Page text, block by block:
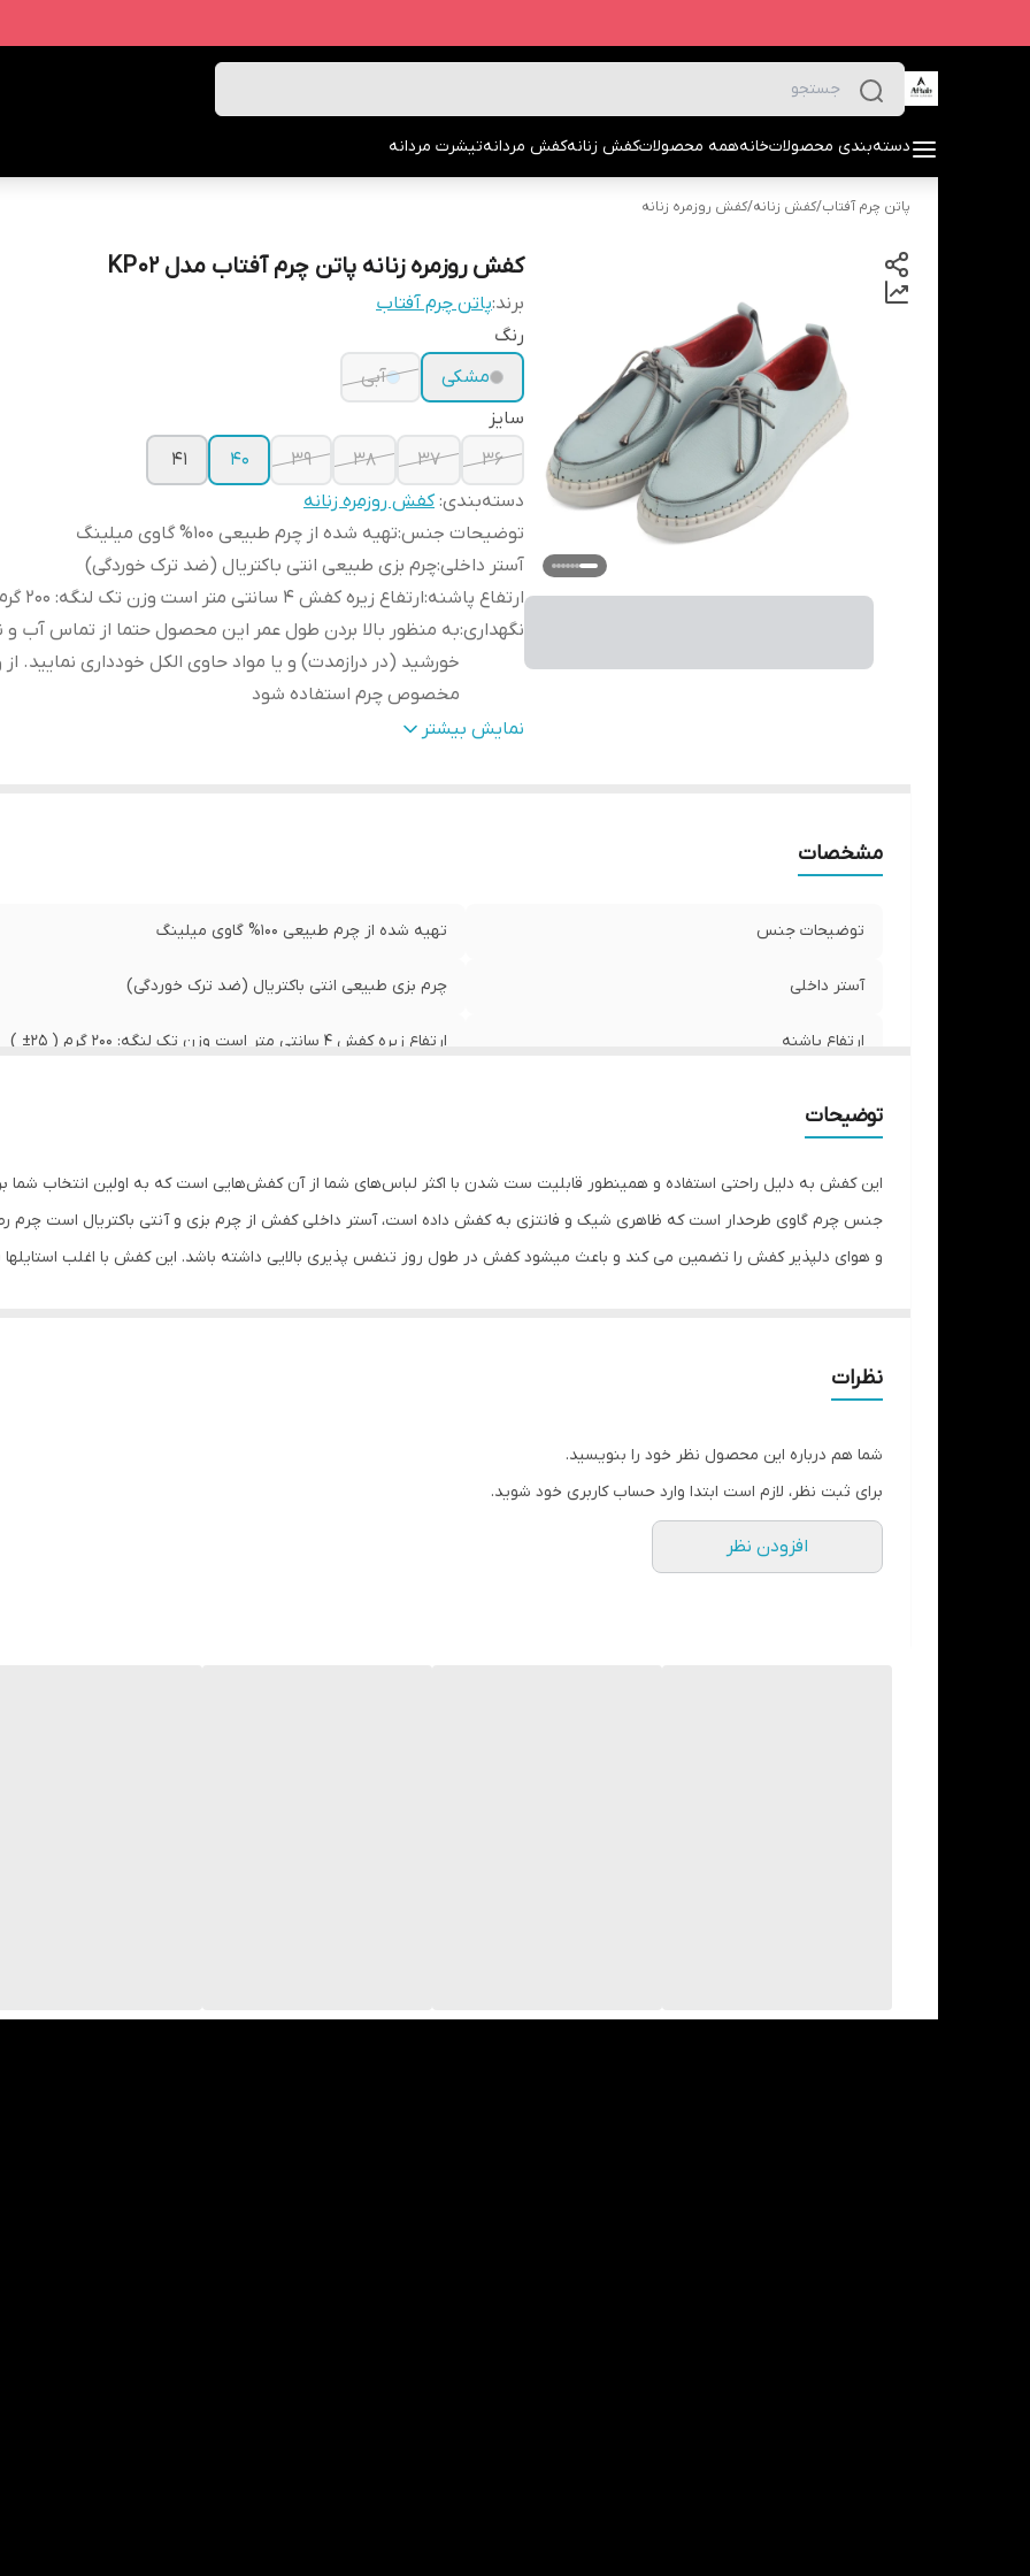
دسته‌بندی محصولاتخانههمه محصولاتکفش زنانهکفش مردانهتیشرت مردانه
پاتن چرم آفتاب/کفش زنانه/کفش روزمره زنانه
کفش روزمره زنانه پاتن چرم آفتاب مدل KP02
برند:پاتن چرم آفتاب
رنگ
مشکی
آبی
سایز
36
37
38
39
40
41
دسته‌بندی:کفش روزمره زنانه
توضیحات جنس:تهیه شده از چرم طبیعی 100% گاوی میلینگ
آستر داخلی:چرم بزی طبیعی انتی باکتریال (ضد ترک خوردگی)
ارتفاع پاشنه:ارتفاع زیره کفش ۴ سانتی متر است وزن تک لنگه: ۲۰۰ گرم ( ۲۵± )
نگهداری:به منظور بالا بردن طول عمر این محصول حتما از تماس آب و
خورشید (در درازمدت) و یا مواد حاوی الکل خودداری نمایید.
مخصوص چرم استفاده شود
نحوه بسته شدن
نمایش بیشتر
مشخصات
توضیحات جنس تهیه شده از چرم طبیعی 100% گاوی میلینگ
آستر داخلی چرم بزی طبیعی انتی باکتریال (ضد ترک خوردگی)
ارتفاع پاشنه ارتفاع زیره کفش ۴ سانتی متر است وزن تک لنگه: ۲۰۰ گرم ( ۲۵± )
نحوه بسته شدن بندی
مورد استفاده روزمره ، مهمانی ، پیاده روی
توضیحات
این کفش به دلیل راحتی استفاده و همینطور قابلیت ست شدن با اکثر لباس‌های شما از آن کفش‌هایی است که به اولین انتخاب شما
جنس چرم گاوی طرحدار است که ظاهری شیک و فانتزی به کفش داده است، آستر داخلی کفش از چرم بزی و آنتی باکتریال است چرم
و هوای دلپذیر کفش را تضمین می کند و باعث میشود کفش در طول روز تنفس پذیری بالایی داشته باشد. این کفش با اغلب
نظرات
شما هم درباره این محصول نظر خود را بنویسید.
برای ثبت نظر، لازم است ابتدا وارد حساب کاربری خود شوید.
افزودن نظر